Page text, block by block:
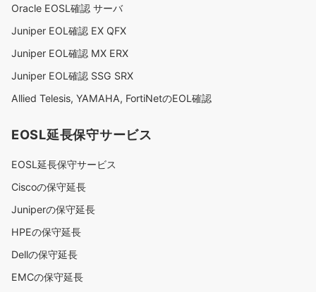
Oracle EOSL確認 サーバ
Juniper EOL確認 EX QFX
Juniper EOL確認 MX ERX
Juniper EOL確認 SSG SRX
Allied Telesis, YAMAHA, FortiNetのEOL確認
EOSL延長保守サービス
EOSL延長保守サービス
Ciscoの保守延長
Juniperの保守延長
HPEの保守延長
Dellの保守延長
EMCの保守延長